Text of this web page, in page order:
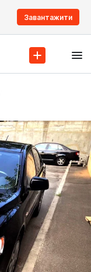
Завантажити